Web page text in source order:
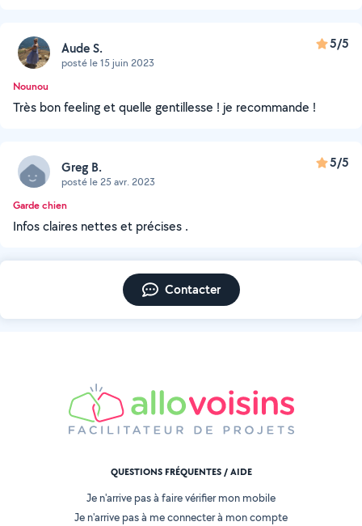
Aude S.
posté le 15 juin 2023
5/5
Nounou
Très bon feeling et quelle gentillesse ! je recommande !
Greg B.
posté le 25 avr. 2023
5/5
Garde chien
Infos claires nettes et précises .
Contacter
QUESTIONS FRÉQUENTES / AIDE
Je n'arrive pas à faire vérifier mon mobile
Je n'arrive pas à me connecter à mon compte